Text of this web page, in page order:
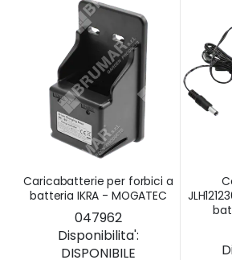
Caricabatterie per forbici a
batteria IKRA - MOGATEC
047962
Disponibilita':
DISPONIBILE